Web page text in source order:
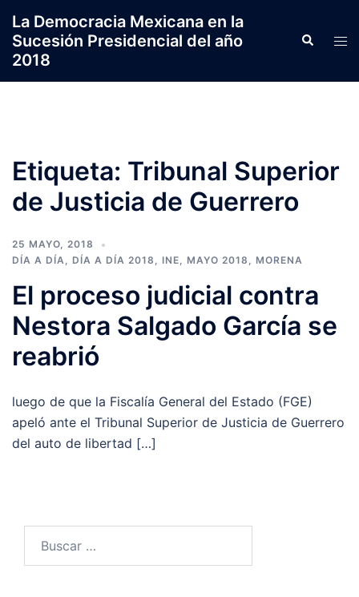
contenido
La Democracia Mexicana en la
Sucesión Presidencial del año
2018
Search
Etiqueta: Tribunal Superior
de Justicia de Guerrero
25 MAYO, 2018
DÍA A DÍA, DÍA A DÍA 2018 , INE, MAYO 2018 , MORENA
El proceso judicial contra
Nestora Salgado García se
reabrió
luego de que la Fiscalía General del Estado (FGE)
apeló ante el Tribunal Superior de Justicia de Guerrero
del auto de libertad […]